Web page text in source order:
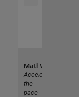
MathWorks
Accelerating
the
pace